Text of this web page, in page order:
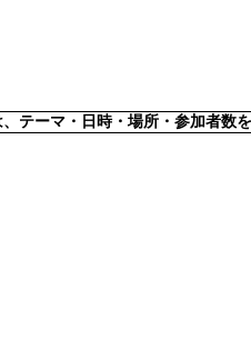
テーマ・日時・場所・参加者数